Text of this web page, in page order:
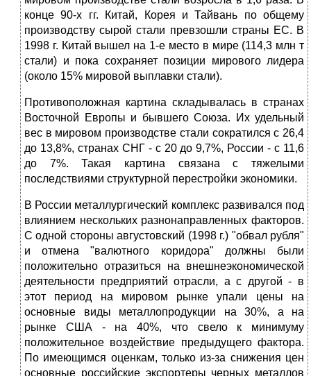
конце 90-х гг. Китай, Корея и Тайвань по общему
производству сырой стали превзошли страны ЕС. В
1998 г. Китай вышел на 1-е место в мире (114,3 млн т
стали) и пока сохраняет позиции мирового лидера
(около 15% мировой выплавки стали).
Противоположная картина складывалась в странах
Восточной Европы и бывшего Союза. Их удельный
вес в мировом производстве стали сократился с 26,4
до 13,8%, странах СНГ - с 20 до 9,7%, России - с 11,6
до 7%. Такая картина связана с тяжелыми
последствиями структурной перестройки экономики.
В России металлургический комплекс развивался под
влиянием нескольких разнонаправленных факторов.
С одной стороны августовский (1998 г.) "обвал рубля"
и отмена "валютного коридора" должны были
положительно отразиться на внешнеэкономической
деятельности предприятий отрасли, а с другой - в
этот период на мировом рынке упали цены на
основные виды металлопродукции на 30%, а на
рынке США - на 40%, что свело к минимуму
положительное воздействие предыдущего фактора.
По имеющимся оценкам, только из-за снижения цен
основные российские экспортеры черных металлов